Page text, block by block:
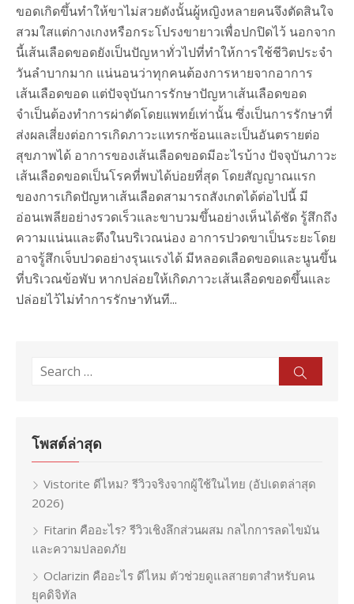
ขอดเกิดขึ้นทำให้ขาไม่สวยดังนั้นผู้หญิงหลายคนจึงตัดสินใจ
สวมใสแต่กางเกงหรือกระโปรงขายาวเพื่อปกปิดไว้ นอกจาก
นี้เส้นเลือดขอดยังเป็นปัญหาทั่วไปที่ทำให้การใช้ชีวิตประจำ
วันลำบากมาก แน่นอนว่าทุกคนต้องการหายจากอาการ
เส้นเลือดขอด แต่ปัจจุบันการรักษาปัญหาเส้นเลือดขอด
จำเป็นต้องทำการผ่าตัดโดยแพทย์เท่านั้น ซึ่งเป็นการรักษาที่
ส่งผลเสี่ยงต่อการเกิดภาวะแทรกซ้อนและเป็นอันตรายต่อ
สุขภาพได้ อาการของเส้นเลือดขอดมีอะไรบ้าง ปัจจุบันภาวะ
เส้นเลือดขอดเป็นโรคที่พบได้บ่อยที่สุด โดยสัญญาณแรก
ของการเกิดปัญหาเส้นเลือดสามารถสังเกตได้ต่อไปนี้ มี
อ่อนเพลียอย่างรวดเร็วและขาบวมขึ้นอย่างเห็นได้ชัด รู้สึกถึง
ความแน่นและตึงในบริเวณน่อง อาการปวดขาเป็นระยะโดย
อาจรู้สึกเจ็บปวดอย่างรุนเเรงได้ มีหลอดเลือดขอดและนูนขึ้น
ที่บริเวณข้อพับ หากปล่อยให้เกิดภาวะเส้นเลือดขอดขึ้นเเละ
ปล่อยไว้ไม่ทำการรักษาทันที...
Search
โพสต์ล่าสุด
Vistorite ดีไหม? รีวิวจริงจากผู้ใช้ในไทย (อัปเดตล่าสุด
2026)
Fitarin คืออะไร? รีวิวเชิงลึกส่วนผสม กลไกการลดไขมัน
และความปลอดภัย
Oclarizin คืออะไร ดีไหม ตัวช่วยดูแลสายตาสำหรับคน
ยุคดิจิทัล